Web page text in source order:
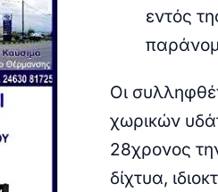
εντός
Οι
χωρικών
28χρονος
δίχτυα,